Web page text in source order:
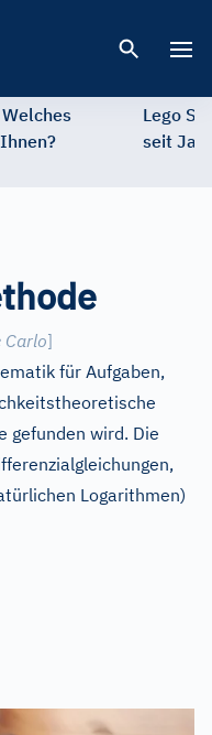
Lego
seit
Carlo]
für Aufgaben,
gefunden wird. Die
Logarithmen)